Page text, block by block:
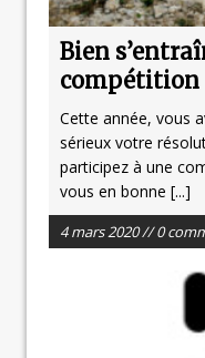
Bien
compétition
Cette année, vous
sérieux votre
participez à une
vous en bonne [...]
4 mars 2020 // 0